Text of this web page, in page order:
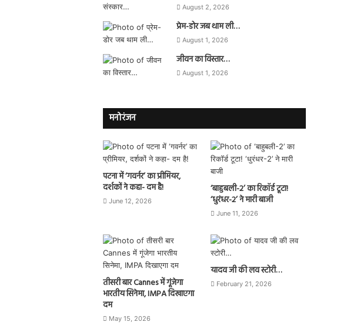
August 2, 2026
प्रेम-डोर जब थाम ली…
August 1, 2026
जीवन का विस्तार…
August 1, 2026
मनोरंजन
पटना में ‘गवर्नर’ का प्रीमियर,
दर्शकों ने कहा- दम है!
June 12, 2026
‘बाहुबली-2’ का रिकॉर्ड टूटा!
‘धुरंधर-2’ ने मारी बाजी
June 11, 2026
तीसरी बार Cannes में गूंजेगा
भारतीय सिनेमा, IMPA दिखाएगा
दम
May 15, 2026
यादव जी की लव स्टोरी…
February 21, 2026